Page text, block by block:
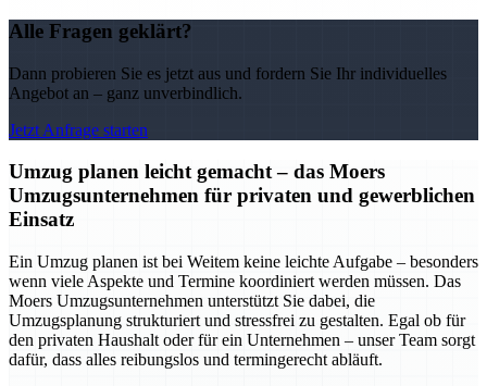
Alle Fragen geklärt?
Dann probieren Sie es jetzt aus und fordern Sie Ihr individuelles
Angebot an – ganz unverbindlich.
Jetzt Anfrage starten
Umzug planen leicht gemacht – das Moers
Umzugsunternehmen für privaten und gewerblichen
Einsatz
Ein Umzug planen ist bei Weitem keine leichte Aufgabe – besonders
wenn viele Aspekte und Termine koordiniert werden müssen. Das
Moers Umzugsunternehmen unterstützt Sie dabei, die
Umzugsplanung strukturiert und stressfrei zu gestalten. Egal ob für
den privaten Haushalt oder für ein Unternehmen – unser Team sorgt
dafür, dass alles reibungslos und termingerecht abläuft.